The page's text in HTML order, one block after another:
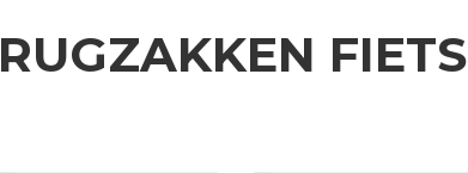
RUGZAKKEN FIETS